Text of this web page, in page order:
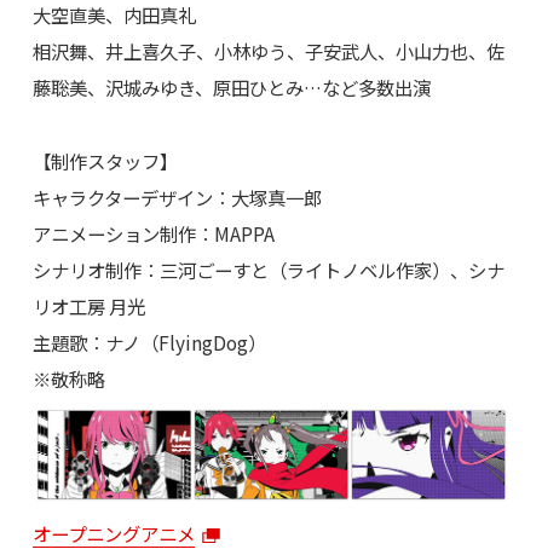
大空直美、内田真礼
相沢舞、井上喜久子、小林ゆう、子安武人、小山力也、佐
藤聡美、沢城みゆき、原田ひとみ…など多数出演
【制作スタッフ】
キャラクターデザイン：大塚真一郎
アニメーション制作：MAPPA
シナリオ制作：三河ごーすと（ライトノベル作家）、シナ
リオ工房 月光
主題歌：ナノ（FlyingDog）
※敬称略
オープニングアニメ